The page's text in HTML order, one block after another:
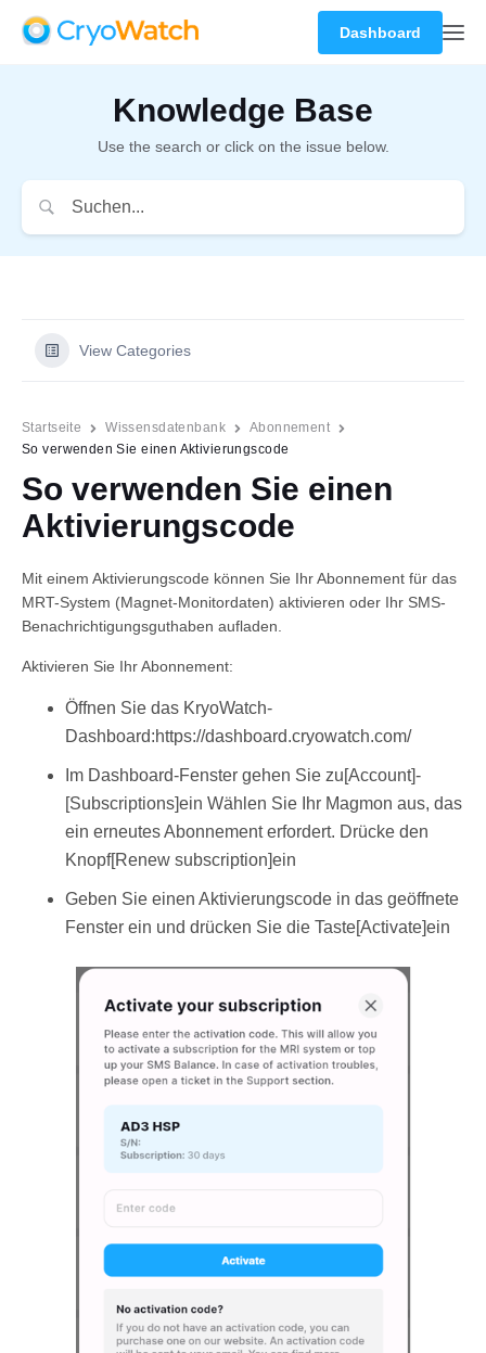
Deutsch
Dashboard
Knowledge Base
Use the search or click on the issue below.
View Categories
Startseite Wissensdatenbank
Abonnement
So verwenden Sie einen Aktivierungscode
So verwenden Sie einen
Aktivierungscode
Mit einem Aktivierungscode können Sie Ihr Abonnement für das
MRT-System (Magnet-Monitordaten) aktivieren oder Ihr SMS-
Benachrichtigungsguthaben aufladen.
Aktivieren Sie Ihr Abonnement:
Öffnen Sie das KryoWatch-
Dashboard:https://dashboard.cryowatch.com/
Im Dashboard-Fenster gehen Sie zu[Account]-
[Subscriptions]ein Wählen Sie Ihr Magmon aus, das
ein erneutes Abonnement erfordert. Drücke den
Knopf[Renew subscription]ein
Geben Sie einen Aktivierungscode in das geöffnete
Fenster ein und drücken Sie die Taste[Activate]ein